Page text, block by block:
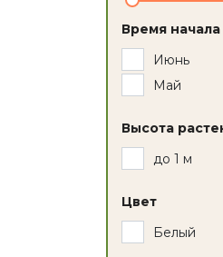
Время
Июнь
Май
Высота
до 1 м
Цвет
Белый